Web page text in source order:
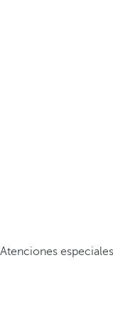
Atenciones